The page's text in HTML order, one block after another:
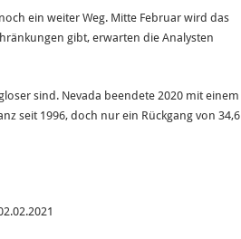
ein weiter Weg. Mitte Februar wird das
gibt, erwarten die Analysten
sind. Nevada beendete 2020 mit einem
seit 1996, doch nur ein Rückgang von 34,6